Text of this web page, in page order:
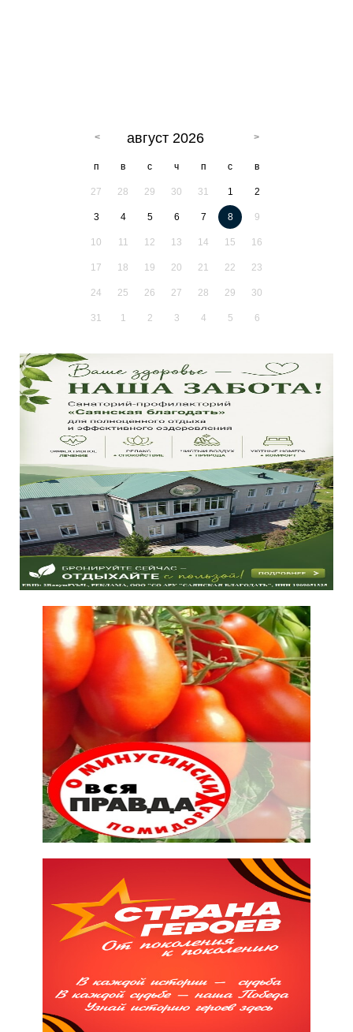
август 2026
п в с ч п с в
27 28 29 30 31 1 2
3 4 5 6 7 8 9
10 11 12 13 14 15 16
17 18 19 20 21 22 23
24 25 26 27 28 29 30
31 1 2 3 4 5 6